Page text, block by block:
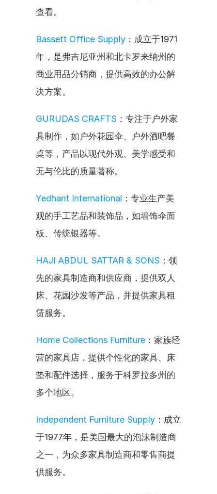
查看。
Bassett Office Supply ：成立于1971
年，是弗吉尼亚州和北卡罗来纳州的
商业用品分销商，提供高效的办公解
决方案。
GURUDAS CRAFTS ：专注于户外家
具制作，如户外花园伞、户外酒吧餐
桌等，产品以现代外观、美学感受和
无与伦比的质量著称。
Yedhant International ：专业生产美
观的手工艺品和装饰品，如墙饰伞面
板、传统银器等。
HAJI ABDUL SATTAR & SONS ：领
先的家具制造商和供应商，提供双人
床、花园沙发等产品，并提供家具租
赁服务。
Home Collections Furniture ：家族经
营的家具店，提供个性化的家具、床
垫和配件选择，服务于科罗拉多州的
多个地区。
Independent Furniture Supply ：成立
于1977年，是美国最大的泡沫制造商
之一，为众多家具制造商和零售商提
供服务。